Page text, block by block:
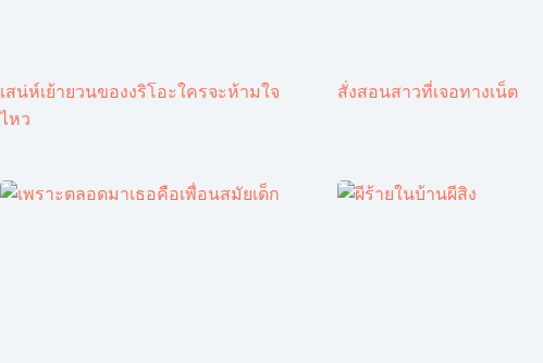
เสน่ห์เย้ายวนของงริโอะใครจะห้ามใจ
ไหว
สั่งสอนสาวที่เจอทางเน็ต